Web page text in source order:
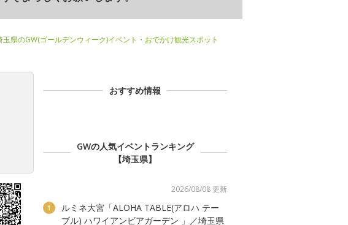
玉県のGW(ゴールデンウィーク)イベント・おでかけ観光スポット
おすすめ情報
GWの人気イベントランキング
【埼玉県】
2026/08/08 更新
1
ルミネ大宮「ALOHA TABLE(アロハ テー
ブル) ハワイアンビアガーデン 」／埼玉県